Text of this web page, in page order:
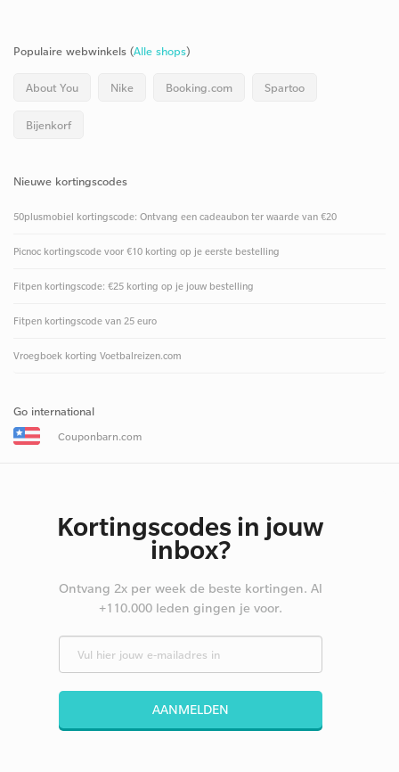
Populaire webwinkels (Alle shops)
About You Nike Booking.com Spartoo
Bijenkorf
Nieuwe kortingscodes
50plusmobiel kortingscode: Ontvang een cadeaubon ter waarde van €20
Picnoc kortingscode voor €10 korting op je eerste bestelling
Fitpen kortingscode: €25 korting op je jouw bestelling
Fitpen kortingscode van 25 euro
Vroegboek korting Voetbalreizen.com
Go international
Couponbarn.com
Kortingscodes in jouw
inbox?
Ontvang 2x per week de beste kortingen. Al
+110.000 leden gingen je voor.
AANMELDEN